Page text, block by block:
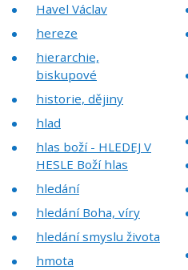
Havel Václav
hereze
hierarchie,
biskupové
historie, dějiny
hlad
hlas boží - HLEDEJ V
HESLE Boží hlas
hledání
hledání Boha, víry
hledání smyslu života
hmota